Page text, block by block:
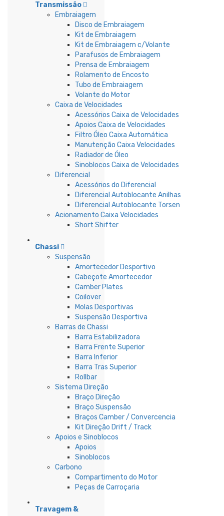
Transmissão
Embraiagem
Disco de Embraiagem
Kit de Embraiagem
Kit de Embraiagem c/Volante
Parafusos de Embraiagem
Prensa de Embraiagem
Rolamento de Encosto
Tubo de Embraiagem
Volante do Motor
Caixa de Velocidades
Acessórios Caixa de Velocidades
Apoios Caixa de Velocidades
Filtro Óleo Caixa Automática
Manutenção Caixa Velocidades
Radiador de Óleo
Sinoblocos Caixa de Velocidades
Diferencial
Acessórios do Diferencial
Diferencial Autoblocante Anilhas
Diferencial Autoblocante Torsen
Acionamento Caixa Velocidades
Short Shifter
Chassi
Suspensão
Amortecedor Desportivo
Cabeçote Amortecedor
Camber Plates
Coilover
Molas Desportivas
Suspensão Desportiva
Barras de Chassi
Barra Estabilizadora
Barra Frente Superior
Barra Inferior
Barra Tras Superior
Rollbar
Sistema Direção
Braço Direção
Braço Suspensão
Braços Camber / Convercencia
Kit Direção Drift / Track
Apoios e Sinoblocos
Apoios
Sinoblocos
Carbono
Compartimento do Motor
Peças de Carroçaria
Travagem &